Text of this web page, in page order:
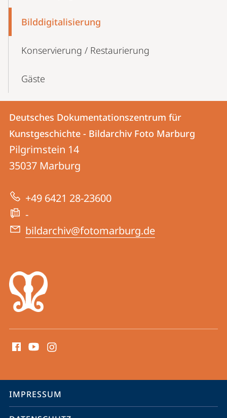
Bilddigitalisierung
Konservierung / Restaurierung
Gäste
Kontakt
und
Informationen
zur
Website
Kontaktinformationen
Deutsches
Dokumentationszentrum
für
Kunstgeschichte
-
Bildarchiv
Foto
Marburg
Deutsches Dokumentationszentrum für
Kunstgeschichte - Bildarchiv Foto Marburg
Pilgrimstein 14
35037 Marburg
+49 6421 28-23600
-
bildarchiv@fotomarburg.de
Media
Service-
Navigation
IMPRESSUM